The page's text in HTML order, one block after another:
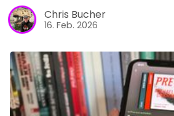
Chris Bucher
16. Feb. 2026